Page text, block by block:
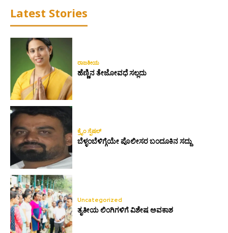
Latest Stories
ರಾಜಕೀಯ
ಹೆಣ್ಣಿನ ತೇಜೋವಧೆ ಸಲ್ಲದು
ಕ್ರೈಂ ಸ್ಪೆಷಲ್
ಬೆಳ್ಳಂಬೆಳಿಗ್ಗೆಯೇ ಪೊಲೀಸರ ಬಂದೂಕಿನ ಸದ್ದು
Uncategorized
ತೃತೀಯ ಲಿಂಗಿಗಳಿಗೆ ವಿಶೇಷ ಅವಕಾಶ